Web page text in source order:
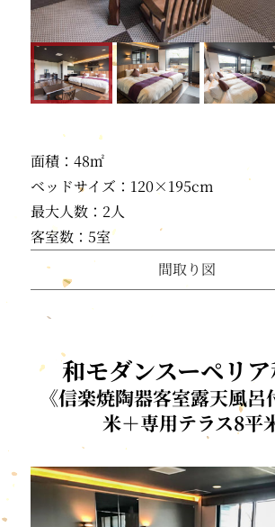
面積：48㎡
ベッドサイズ：120×195cm
最大人数：2人
客室数：5室
間取り図
和モダンスーペリ
《信楽焼陶器客室露天風
米＋専用テラス8平